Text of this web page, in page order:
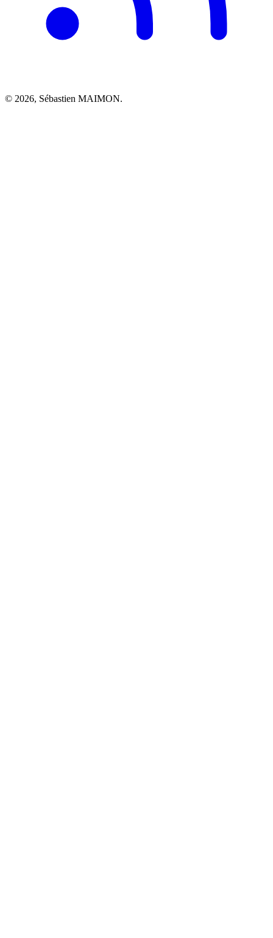
© 2026, Sébastien MAIMON.